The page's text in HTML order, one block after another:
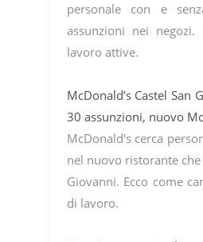
personale con e
assunzioni nei
lavoro attive.
McDonald’s Castel San
30 assunzioni, nuovo
McDonald's cerca
nel nuovo ristorante che
Giovanni. Ecco come
di lavoro.